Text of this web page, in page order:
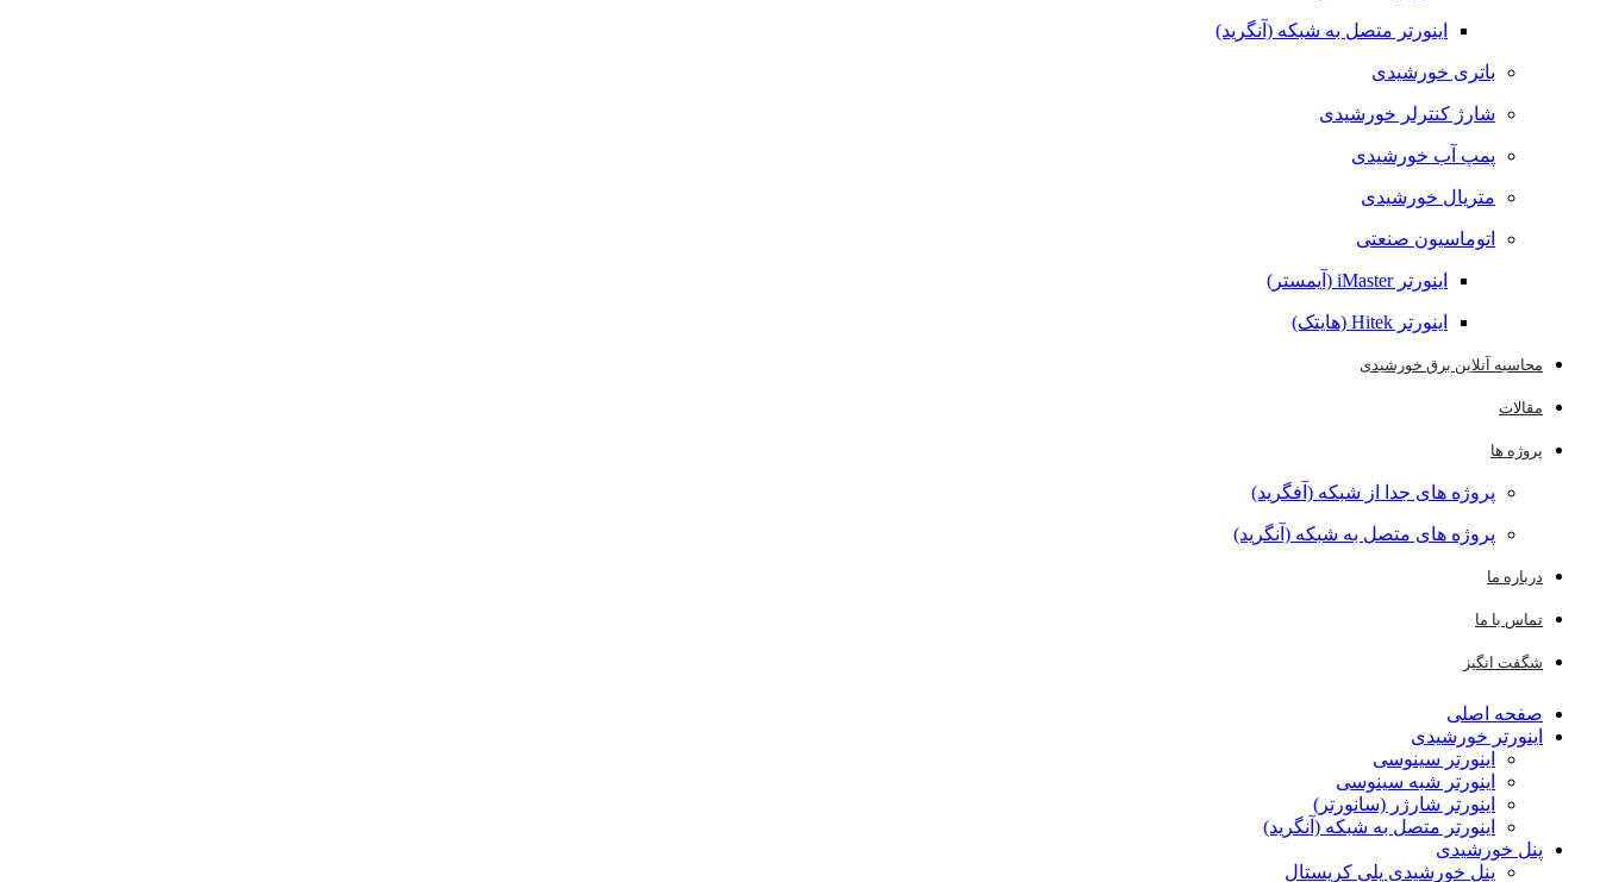
اینورتر متصل به شبکه (آنگرید)
باتری خورشیدی
شارژ کنترلر خورشیدی
پمپ آب خورشیدی
متریال خورشیدی
اتوماسیون صنعتی
اینورتر iMaster (آیمستر)
اینورتر Hitek (هایتک)
محاسبه آنلاین برق خورشیدی
مقالات
پروژه ها
پروژه های جدا از شبکه (آفگرید)
پروژه های متصل به شبکه (آنگرید)
درباره ما
تماس با ما
شگفت انگیز
صفحه اصلی
اینورتر خورشیدی
اینورتر سینوسی
اینورتر شبه سینوسی
اینورتر شارژر (سانورتر)
اینورتر متصل به شبکه (آنگرید)
پنل خورشیدی
پنل خورشیدی پلی کریستال